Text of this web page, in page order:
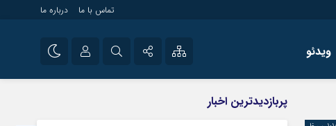
تماس با ما درباره ما
ویدئو
آموزشی راه اندازی سایت و
محتوا سایت های خبری و
پربازدیدترین اخبار